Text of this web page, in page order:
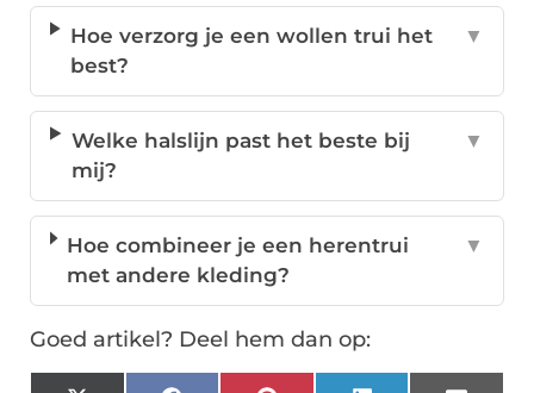
Hoe verzorg je een wollen trui het
best?
▼
Welke halslijn past het beste bij
mij?
▼
Hoe combineer je een herentrui
met andere kleding?
▼
Goed artikel? Deel hem dan op: